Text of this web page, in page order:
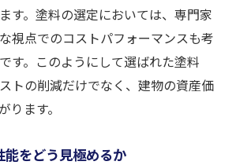
す。塗料の選定においては、専門家
視点でのコストパフォーマンスも考
す。このようにして選ばれた塗料
トの削減だけでなく、建物の資産価
ります。
をどう見極めるか